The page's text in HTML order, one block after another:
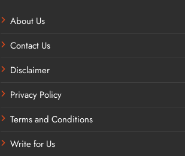
About Us
Contact Us
Disclaimer
Privacy Policy
Terms and Conditions
Write for Us